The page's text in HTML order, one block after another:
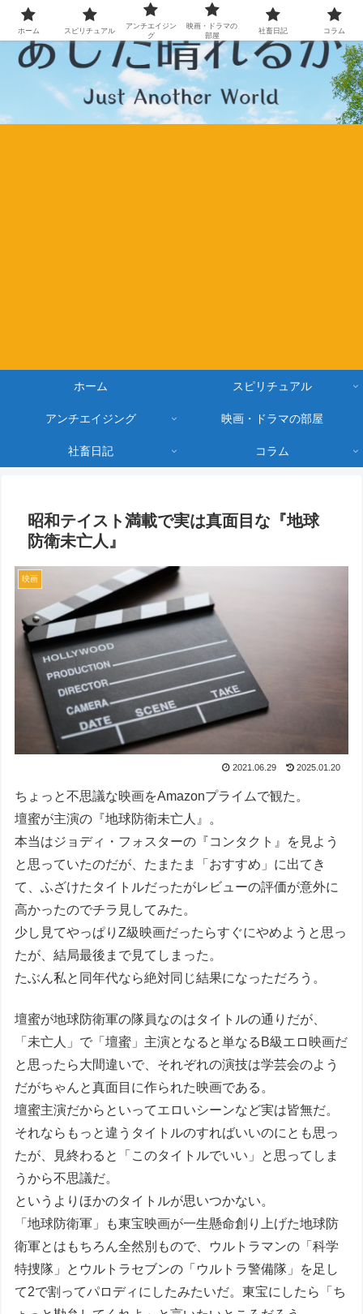
ホーム スピリチュアル
アンチエイジング 映画・ドラマの部屋
社畜日記 コラム
昭和テイスト満載で実は真面目な『地球
防衛未亡人』
映画
2021.06.29 2025.01.20
ちょっと不思議な映画をAmazonプライムで観た。
壇蜜が主演の『地球防衛未亡人』。
本当はジョディ・フォスターの『コンタクト』を見よう
と思っていたのだが、たまたま「おすすめ」に出てき
て、ふざけたタイトルだったがレビューの評価が意外に
高かったのでチラ見してみた。
少し見てやっぱりZ級映画だったらすぐにやめようと思っ
たが、結局最後まで見てしまった。
たぶん私と同年代なら絶対同じ結果になっただろう。
壇蜜が地球防衛軍の隊員なのはタイトルの通りだが、
「未亡人」で「壇蜜」主演となると単なるB級エロ映画だ
と思ったら大間違いで、それぞれの演技は学芸会のよう
だがちゃんと真面目に作られた映画である。
壇蜜主演だからといってエロいシーンなど実は皆無だ。
それならもっと違うタイトルのすればいいのにとも思っ
たが、見終わると「このタイトルでいい」と思ってしま
うから不思議だ。
というよりほかのタイトルが思いつかない。
「地球防衛軍」も東宝映画が一生懸命創り上げた地球防
衛軍とはもちろん全然別もので、ウルトラマンの「科学
特捜隊」とウルトラセブンの「ウルトラ警備隊」を足し
て2で割ってパロディにしたみたいだ。東宝にしたら「ち
ホーム スピリチュアル
アンチエイジン
グ
映画・ドラマの
部屋
社畜日記 コラム